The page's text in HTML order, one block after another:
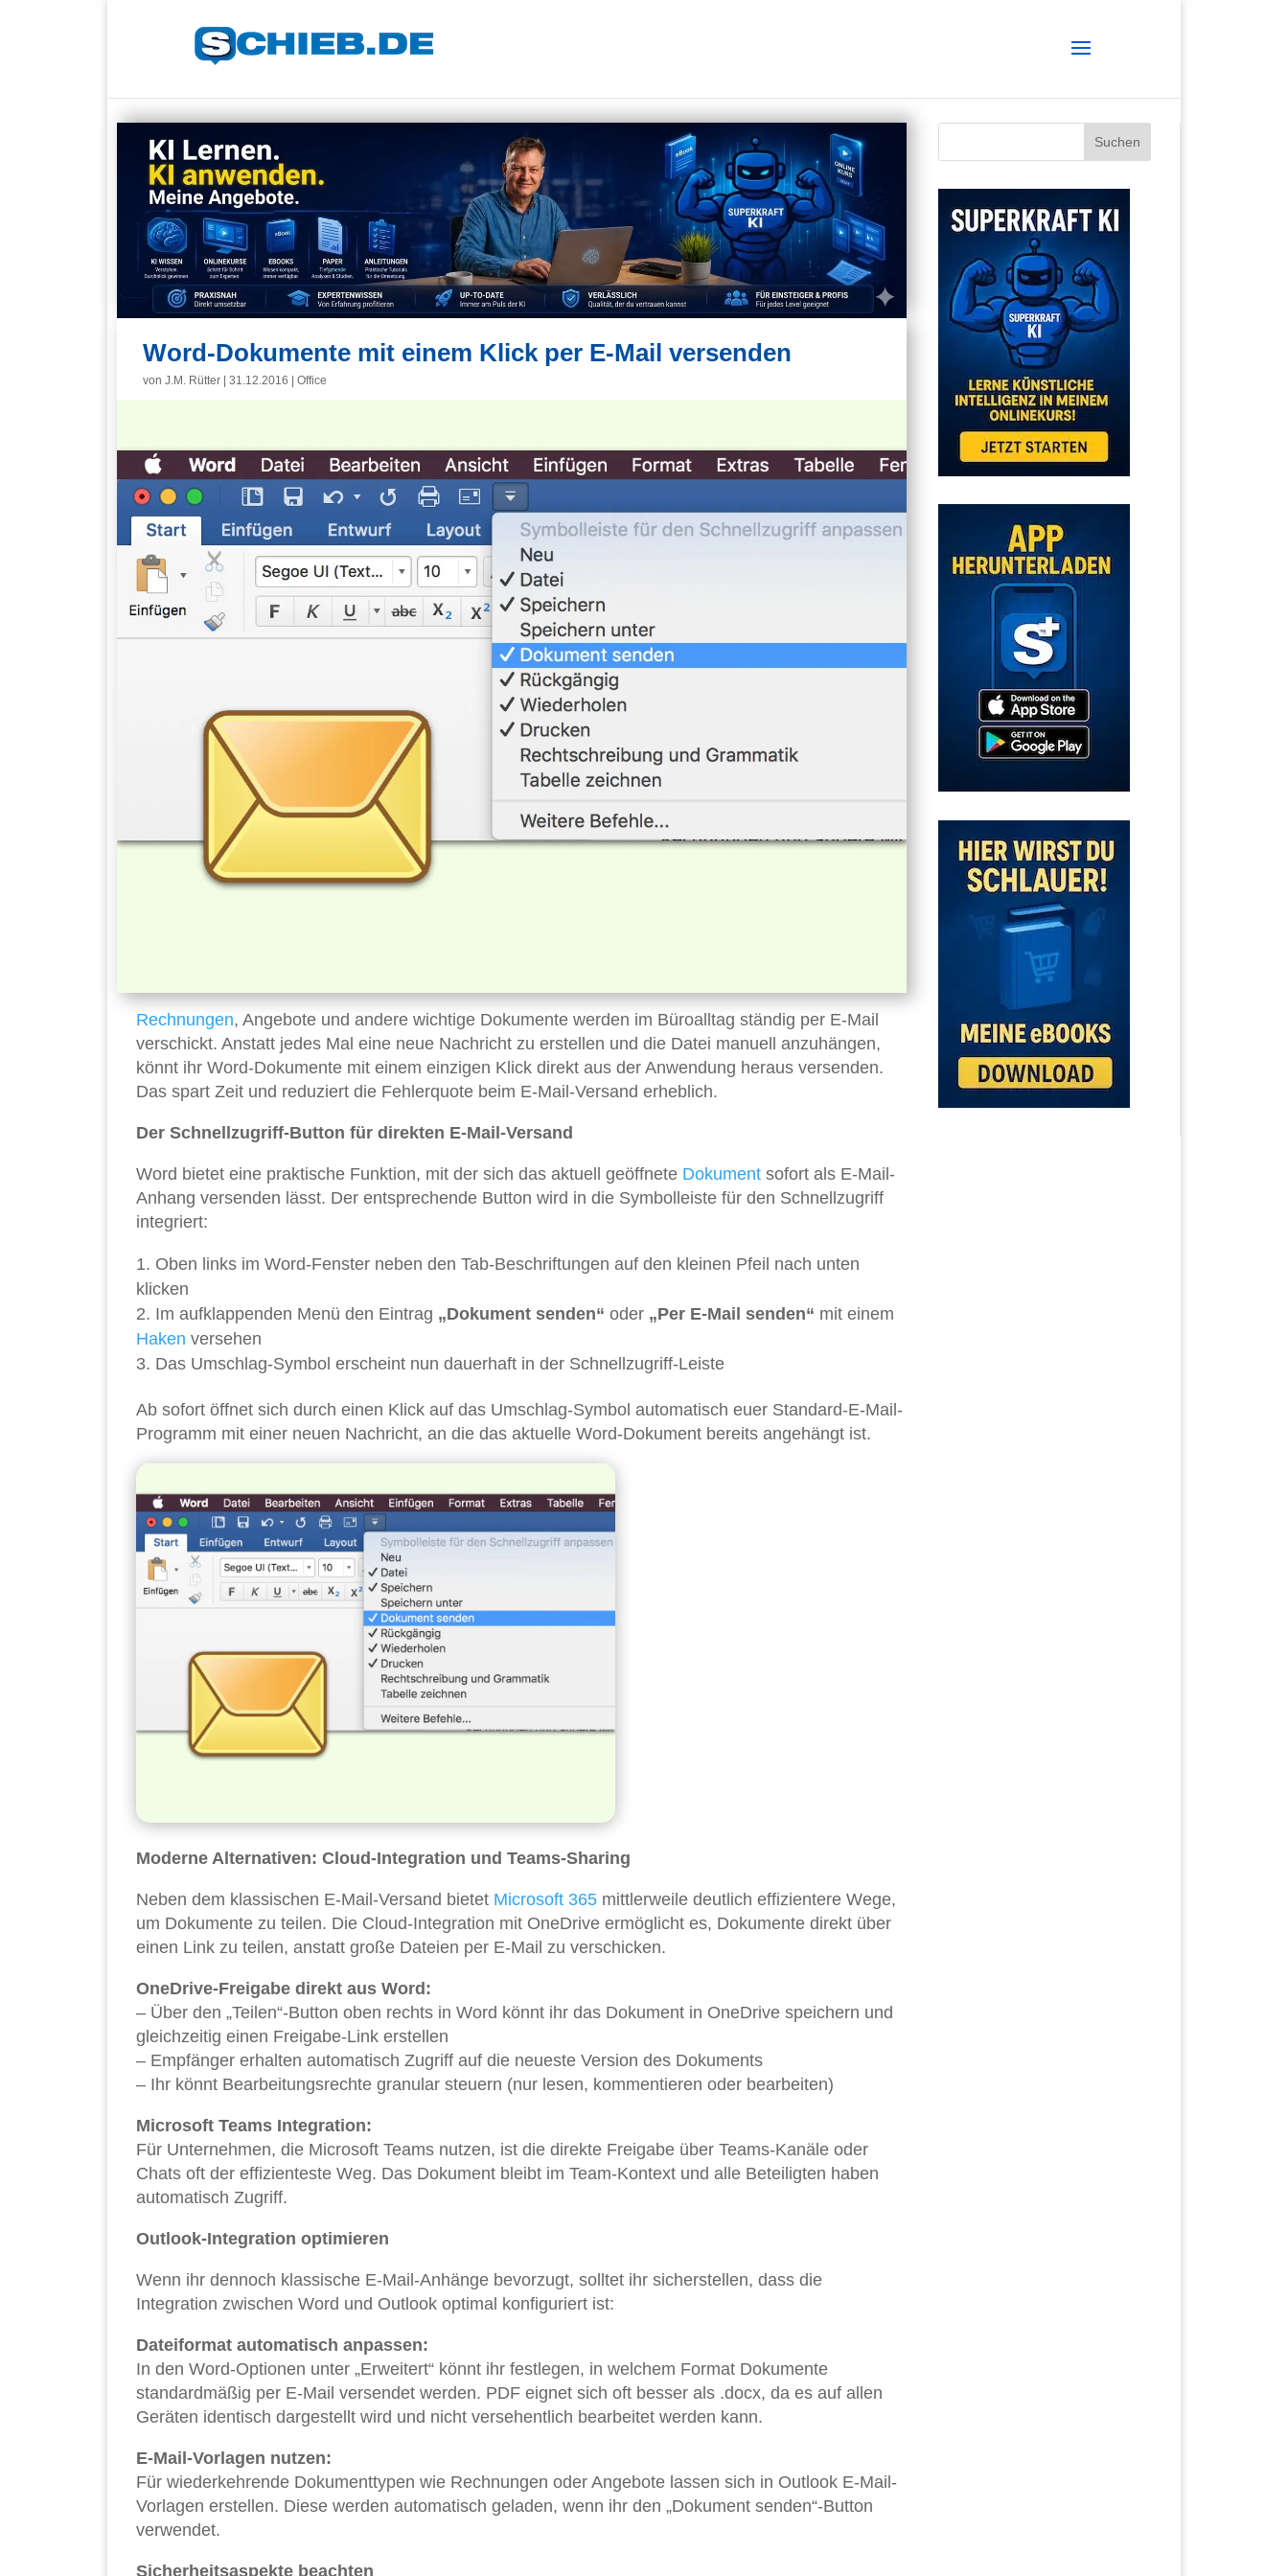
Word-Dokumente mit einem Klick per E-Mail versenden
von J.M. Rütter 31.12.2016 Office
Rechnungen, Angebote und andere wichtige Dokumente werden im Büroalltag ständig per E-Mail
verschickt. Anstatt jedes Mal eine neue Nachricht zu erstellen und die Datei manuell anzuhängen,
könnt ihr Word-Dokumente mit einem einzigen Klick direkt aus der Anwendung heraus versenden.
Das spart Zeit und reduziert die Fehlerquote beim E-Mail-Versand erheblich.
Der Schnellzugriff-Button für direkten E-Mail-Versand
Word bietet eine praktische Funktion, mit der sich das aktuell geöffnete Dokument sofort als E-Mail-
Anhang versenden lässt. Der entsprechende Button wird in die Symbolleiste für den Schnellzugriff
integriert:
Oben links im Word-Fenster neben den Tab-Beschriftungen auf den kleinen Pfeil nach unten
klicken
Im aufklappenden Menü den Eintrag „Dokument senden“ oder „Per E-Mail senden“ mit einem
Haken versehen
Das Umschlag-Symbol erscheint nun dauerhaft in der Schnellzugriff-Leiste
Ab sofort öffnet sich durch einen Klick auf das Umschlag-Symbol automatisch euer Standard-E-Mail-
Programm mit einer neuen Nachricht, an die das aktuelle Word-Dokument bereits angehängt ist.
Moderne Alternativen: Cloud-Integration und Teams-Sharing
Neben dem klassischen E-Mail-Versand bietet Microsoft 365 mittlerweile deutlich effizientere Wege,
um Dokumente zu teilen. Die Cloud-Integration mit OneDrive ermöglicht es, Dokumente direkt über
einen Link zu teilen, anstatt große Dateien per E-Mail zu verschicken.
OneDrive-Freigabe direkt aus Word:
– Über den „Teilen“-Button oben rechts in Word könnt ihr das Dokument in OneDrive speichern und
gleichzeitig einen Freigabe-Link erstellen
– Empfänger erhalten automatisch Zugriff auf die neueste Version des Dokuments
– Ihr könnt Bearbeitungsrechte granular steuern (nur lesen, kommentieren oder bearbeiten)
Microsoft Teams Integration:
Für Unternehmen, die Microsoft Teams nutzen, ist die direkte Freigabe über Teams-Kanäle oder
Chats oft der effizienteste Weg. Das Dokument bleibt im Team-Kontext und alle Beteiligten haben
automatisch Zugriff.
Outlook-Integration optimieren
Wenn ihr dennoch klassische E-Mail-Anhänge bevorzugt, solltet ihr sicherstellen, dass die
Integration zwischen Word und Outlook optimal konfiguriert ist:
Dateiformat automatisch anpassen:
In den Word-Optionen unter „Erweitert“ könnt ihr festlegen, in welchem Format Dokumente
standardmäßig per E-Mail versendet werden. PDF eignet sich oft besser als .docx, da es auf allen
Geräten identisch dargestellt wird und nicht versehentlich bearbeitet werden kann.
E-Mail-Vorlagen nutzen:
Für wiederkehrende Dokumenttypen wie Rechnungen oder Angebote lassen sich in Outlook E-Mail-
Vorlagen erstellen. Diese werden automatisch geladen, wenn ihr den „Dokument senden“-Button
verwendet.
Sicherheitsaspekte beachten